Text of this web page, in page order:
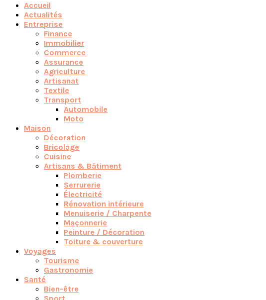
Accueil
Actualités
Entreprise
Finance
Immobilier
Commerce
Assurance
Agriculture
Artisanat
Textile
Transport
Automobile
Moto
Maison
Décoration
Bricolage
Cuisine
Artisans & Bâtiment
Plomberie
Serrurerie
Électricité
Rénovation intérieure
Menuiserie / Charpente
Maçonnerie
Peinture / Décoration
Toiture & couverture
Voyages
Tourisme
Gastronomie
Santé
Bien-être